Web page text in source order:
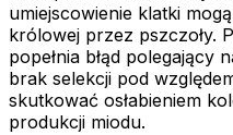
umiejscowienie klatki
królowej przez pszczoły.
popełnia błąd polegający
brak selekcji pod
skutkować osłabieniem
produkcji miodu.